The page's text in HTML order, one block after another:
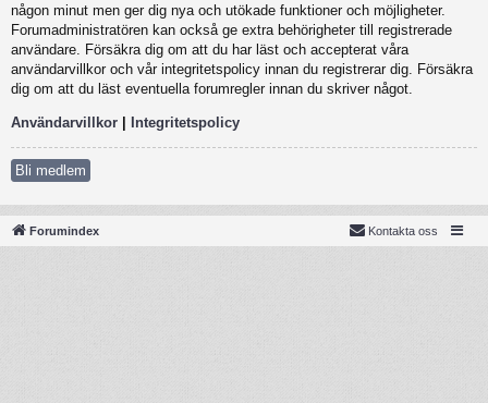
någon minut men ger dig nya och utökade funktioner och möjligheter.
Forumadministratören kan också ge extra behörigheter till registrerade
användare. Försäkra dig om att du har läst och accepterat våra
användarvillkor och vår integritetspolicy innan du registrerar dig. Försäkra
dig om att du läst eventuella forumregler innan du skriver något.
Användarvillkor | Integritetspolicy
Bli medlem
Forumindex Kontakta oss